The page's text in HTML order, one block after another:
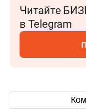
Читайте
в Telegram